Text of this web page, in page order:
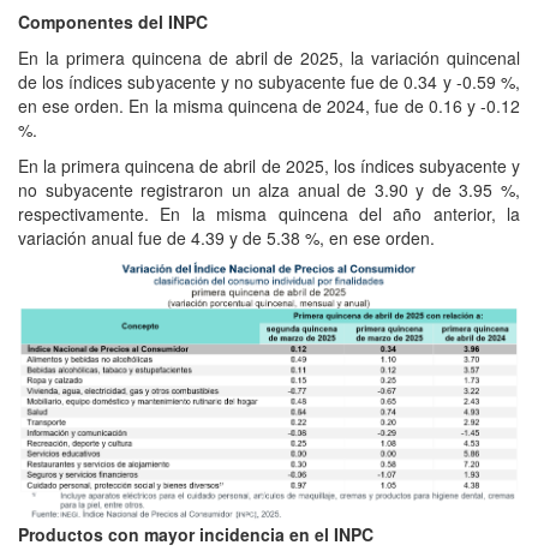
Componentes del INPC
En la primera quincena de abril de 2025, la variación quincenal
de los índices subyacente y no subyacente fue de 0.34 y -0.59 %,
en ese orden. En la misma quincena de 2024, fue de 0.16 y -0.12
%.
En la primera quincena de abril de 2025, los índices subyacente y
no subyacente registraron un alza anual de 3.90 y de 3.95 %,
respectivamente. En la misma quincena del año anterior, la
variación anual fue de 4.39 y de 5.38 %, en ese orden.
Productos con mayor incidencia en el INPC